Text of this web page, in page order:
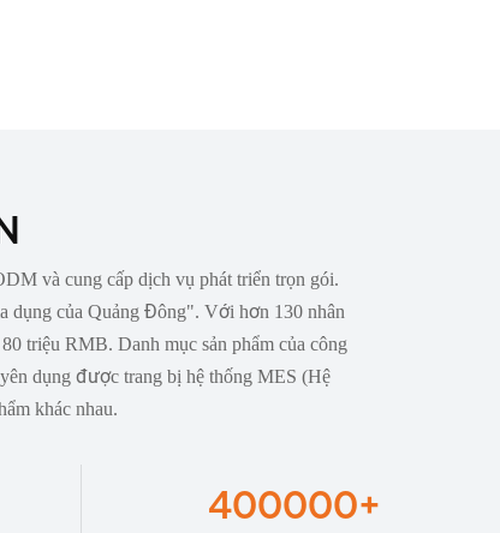
và cung cấp dịch vụ phát triển trọn gói.
dụng của Quảng Đông". Với hơn 130 nhân
triệu RMB. Danh mục sản phẩm của công
dụng được trang bị hệ thống MES (Hệ
khác nhau.
400000+